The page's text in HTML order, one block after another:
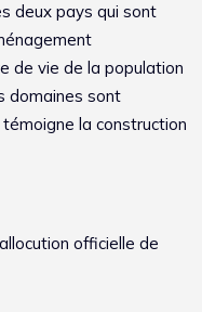
deux pays qui sont
de vie de la population
domaines sont
la construction
officielle de